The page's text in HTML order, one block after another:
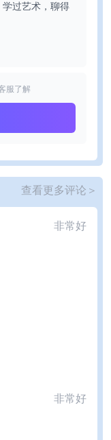
过艺术，聊得
服了解
查看更多评论 ＞
非常好
非常好